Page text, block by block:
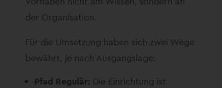
der Organisation.
Für die Umsetzung haben sich zwei Wege
bewährt, je nach Ausgangslage:
Pfad Regulär: Die Einrichtung ist